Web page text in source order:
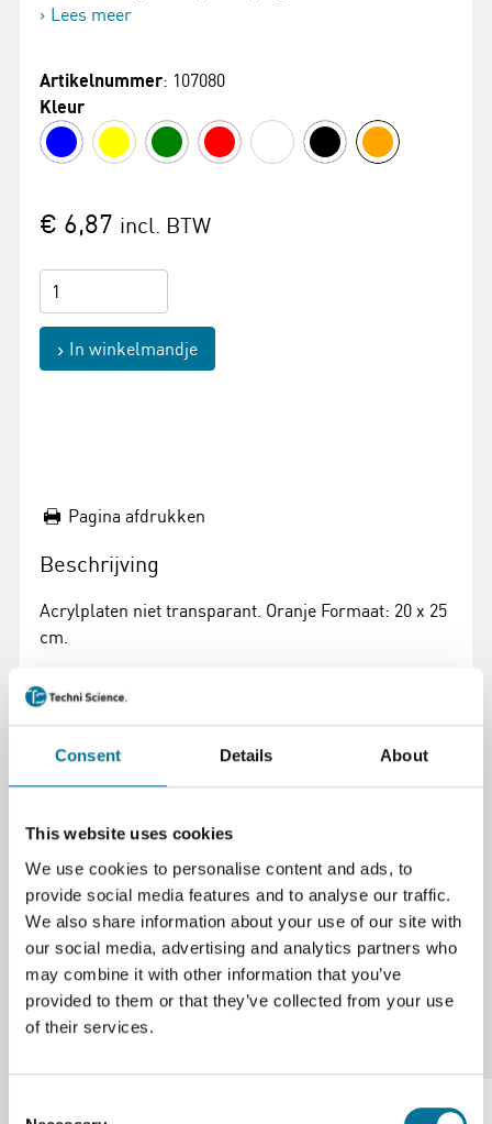
Consent Details About
This website uses cookies
We use cookies to personalise content and ads, to
provide social media features and to analyse our traffic.
We also share information about your use of our site with
our social media, advertising and analytics partners who
may combine it with other information that you’ve
provided to them or that they’ve collected from your use
of their services.
Lees meer
Artikelnummer: 107080
Kleur
€ 6,87 incl. BTW
In winkelmandje
Pagina afdrukken
Beschrijving
Acrylplaten niet transparant. Oranje Formaat: 20 x 25
cm.
Specificaties
Kleur
oranje
Formaat
200 x 250 mm
Materiaal
Acryl